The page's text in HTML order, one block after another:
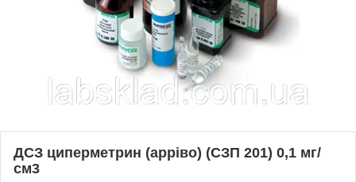
ДСЗ циперметрин (арріво) (СЗП 201) 0,1 мг/
см3